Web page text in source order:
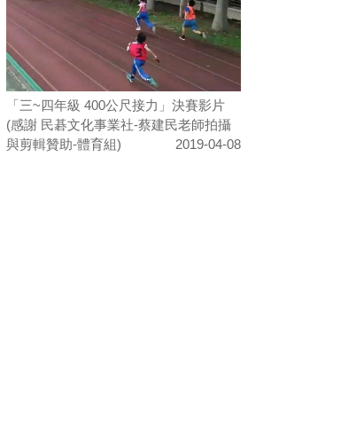
「三~四年級 400公尺接力」決賽影片
(感謝 民碁文化事業社-蔡建民老師拍攝
與剪輯贊助-體育組)
2019-04-08